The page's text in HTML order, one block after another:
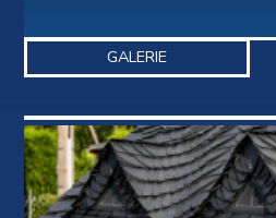
GALERIE